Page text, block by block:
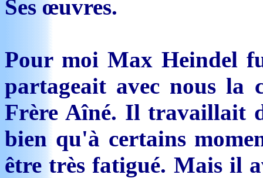
Ses œuvres.
Pour moi Max Heindel
partageait avec nous la
Frère Aîné. Il travaillait
bien qu'à certains
être très fatigué. Mais il